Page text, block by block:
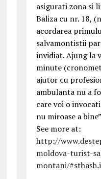
asigurati zona si
Baliza cu nr. 18,
acordarea
salvamontistii
invidiat. Ajung la
minute
ajutor cu
ambulanta nu a
care voi o
nu miroase a
See more at:
http://
moldova-turist-
montani/